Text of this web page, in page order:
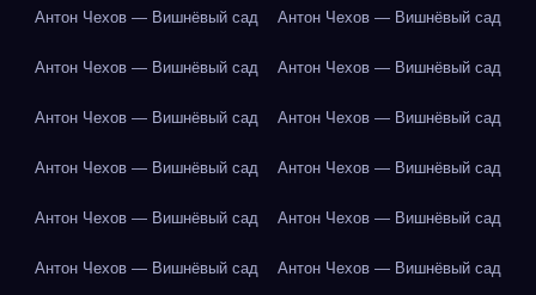
Антон Чехов — Вишнёвый сад Антон Чехов — Вишнёвый сад
Антон Чехов — Вишнёвый сад Антон Чехов — Вишнёвый сад
Антон Чехов — Вишнёвый сад Антон Чехов — Вишнёвый сад
Антон Чехов — Вишнёвый сад Антон Чехов — Вишнёвый сад
Антон Чехов — Вишнёвый сад Антон Чехов — Вишнёвый сад
Антон Чехов — Вишнёвый сад Антон Чехов — Вишнёвый сад